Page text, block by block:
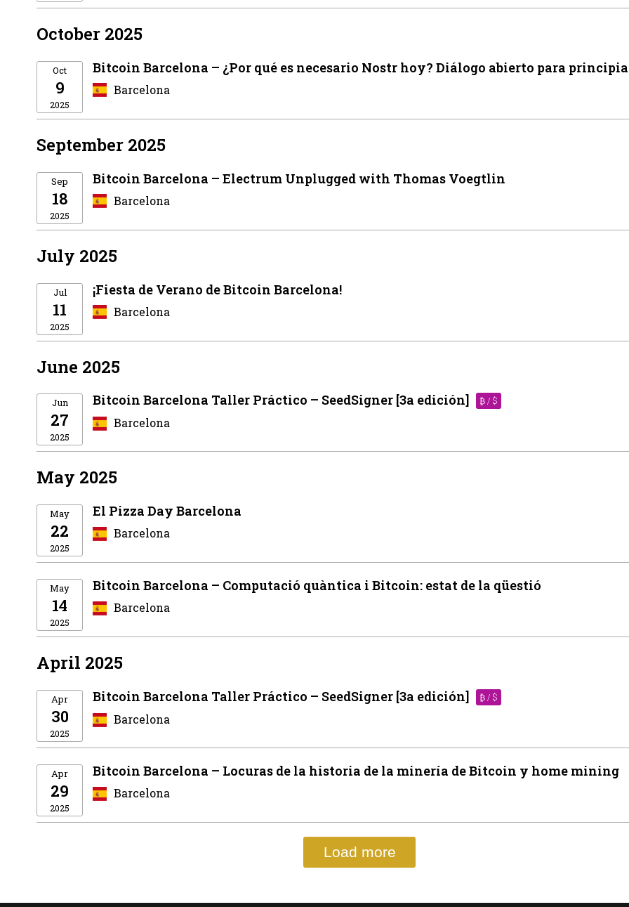
October 2025
Oct
9
2025
Bitcoin Barcelona – ¿Por qué es necesario Nostr hoy? Diálogo abierto para
Barcelona
September 2025
Sep
18
2025
Bitcoin Barcelona – Electrum Unplugged with Thomas Voegtlin
Barcelona
July 2025
Jul
11
2025
¡Fiesta de Verano de Bitcoin Barcelona!
Barcelona
June 2025
Jun
27
2025
Bitcoin Barcelona Taller Práctico – SeedSigner [3a edición] ₿ / $
Barcelona
May 2025
May
22
2025
El Pizza Day Barcelona
Barcelona
May
14
2025
Bitcoin Barcelona – Computació quàntica i Bitcoin: estat de la qüestió
Barcelona
April 2025
Apr
30
2025
Bitcoin Barcelona Taller Práctico – SeedSigner [3a edición] ₿ / $
Barcelona
Apr
29
2025
Bitcoin Barcelona – Locuras de la historia de la minería de Bitcoin y home mining
Barcelona
Load more